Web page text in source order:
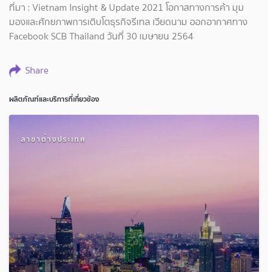
ที่มา : Vietnam Insight & Update 2021 โอกาสทางการค้า มุม
มองและศักยภาพการเติบโตธุรกิจรีเทล เวียดนาม ออกอากาศทาง
Facebook SCB Thailand วันที่ 30 เมษายน 2564
Share
ผลิตภัณฑ์และบริการที่เกี่ยวข้อง
สาขาต่างประเทศ